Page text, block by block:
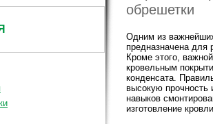
обрешетки
Одним из
предназначена для
Кроме этого,
кровельным
конденсата.
высокую
навыков
изготовление